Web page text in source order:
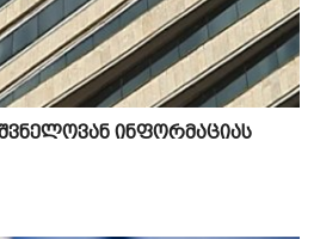
ინფორმაციას